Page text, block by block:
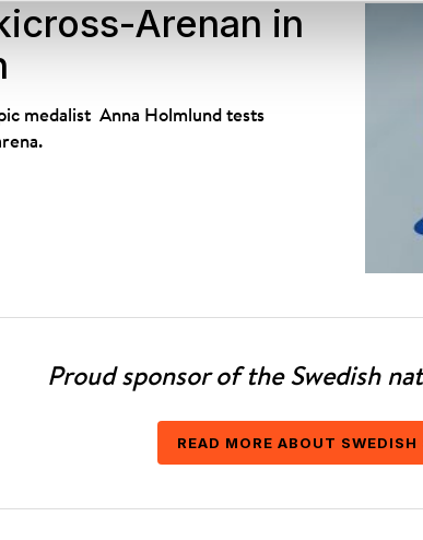
Arenan in
medalist Anna Holmlund tests
Proud sponsor of the Swedish
READ MORE ABOUT SWEDISH